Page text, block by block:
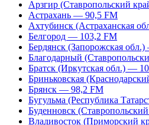
Арзгир (Ставропольский
Астрахань — 90,5 FM
Ахтубинск (Астраханская
Белгород — 103,2 FM
Бердянск (Запорожская
Благодарный
Братск (Иркутская обл.) —
Бриньковская
Брянск — 98,2 FM
Бугульма (Республика
Буденновск
Владивосток (Приморский